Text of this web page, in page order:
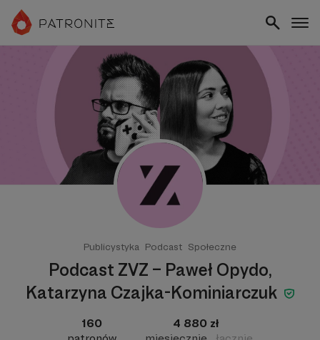
Publicystyka Podcast Społeczne
Podcast ZVZ – Paweł Opydo,
Katarzyna Czajka-Kominiarczuk
160
4 880 zł